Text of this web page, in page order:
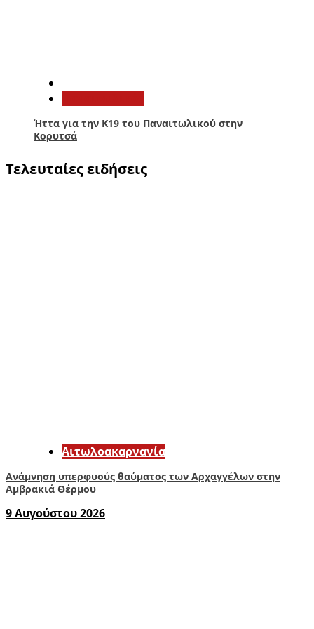
Ήττα για την Κ19 του Παναιτωλικού στην
Κορυτσά
Τελευταίες ειδήσεις
Αιτωλοακαρνανία
Ανάμνηση υπερφυούς θαύματος των Αρχαγγέλων στην
Αμβρακιά Θέρμου
9 Αυγούστου 2026